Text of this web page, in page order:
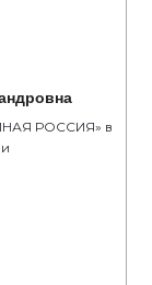
РОССИЯ» в